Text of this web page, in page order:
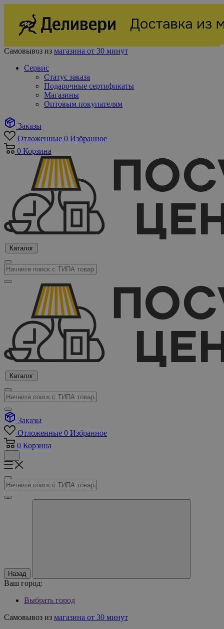
Самовывоз из магазина от 30 минут
Сервис
Статус заказа
Подарочные сертификаты
Магазины
Оптовым покупателям
Заказы
Отложенные 0 Избранное
0 Корзина
Каталог
Каталог
Заказы
Отложенные 0 Избранное
0 Корзина
Назад
Ваш город:
Выбрать город
Самовывоз из магазина от 30 минут